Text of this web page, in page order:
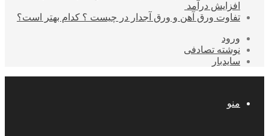
افزایش درآمد
تفاوت ورق آهن و ورق آجدار در چیست ؟ کدام بهتر است؟
ورود
نوشته تصادفی
سایدبار
منو